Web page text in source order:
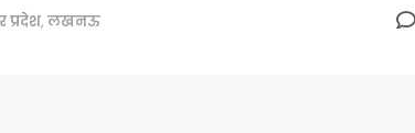
प्रदेश, लखनऊ